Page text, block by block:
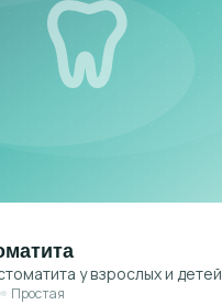
у взрослых и детей.
Простая